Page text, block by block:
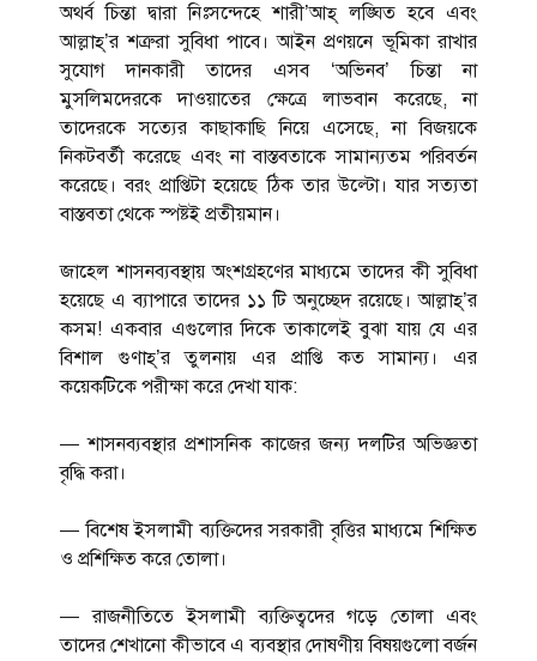
অথর্ব চিন্তা দ্বারা নিঃসন্দেহে শারী’আহ্ লঙ্ঘিত হবে এবং
আল্লাহ্’র শত্রুরা সুবিধা পাবে। আইন প্রণয়নে ভূমিকা রাখার
সুযোগ দানকারী তাদের এসব ‘অভিনব’ চিন্তা না
মুসলিমদেরকে দাওয়াতের ক্ষেত্রে লাভবান করেছে, না
তাদেরকে সত্যের কাছাকাছি নিয়ে এসেছে, না বিজয়কে
নিকটবর্তী করেছে এবং না বাস্তবতাকে সামান্যতম পরিবর্তন
করেছে। বরং প্রাপ্তিটা হয়েছে ঠিক তার উল্টো। যার সত্যতা
বাস্তবতা থেকে স্পষ্টই প্রতীয়মান।
জাহেল শাসনব্যবস্থায় অংশগ্রহণের মাধ্যমে তাদের কী সুবিধা
হয়েছে এ ব্যাপারে তাদের ১১ টি অনুচ্ছেদ রয়েছে। আল্লাহ্’র
কসম! একবার এগুলোর দিকে তাকালেই বুঝা যায় যে এর
বিশাল গুণাহ্’র তুলনায় এর প্রাপ্তি কত সামান্য। এর
কয়েকটিকে পরীক্ষা করে দেখা যাক:
— শাসনব্যবস্থার প্রশাসনিক কাজের জন্য দলটির অভিজ্ঞতা
বৃদ্ধি করা।
— বিশেষ ইসলামী ব্যক্তিদের সরকারী বৃত্তির মাধ্যমে শিক্ষিত
ও প্রশিক্ষিত করে তোলা।
— রাজনীতিতে ইসলামী ব্যক্তিত্বদের গড়ে তোলা এবং
তাদের শেখানো কীভাবে এ ব্যবস্থার দোষণীয় বিষয়গুলো বর্জন